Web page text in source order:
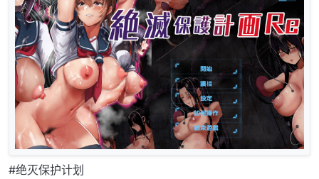
#绝灭保护计划